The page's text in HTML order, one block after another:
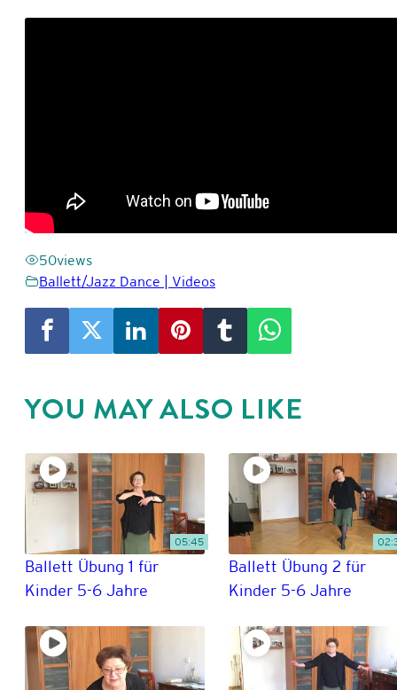
50views
Ballett/Jazz Dance | Videos
YOU MAY ALSO LIKE
05:45
Ballett Übung 1 für
Kinder 5-6 Jahre
Ballett Übung 2 für
Kinder 5-6 Jahre